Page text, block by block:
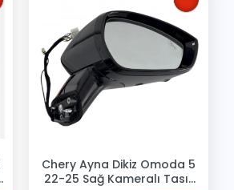
Chery Ayna Dikiz Omoda 5
22-25 Sağ Kameralı Tasıt